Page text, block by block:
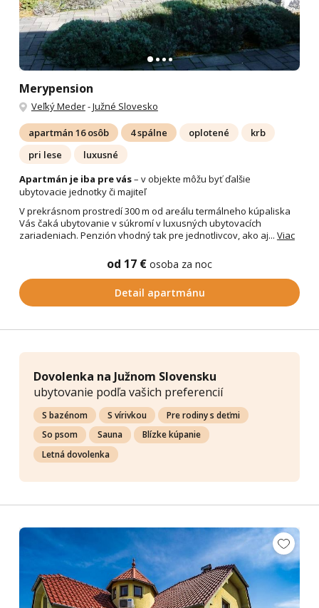
Merypension
Veľký Meder-Južné Slovesko
apartmán 16 osôb 4 spálne oplotené
krb
pri lese
luxusné
Apartmán je iba pre vás– v objekte môžu byť ďalšie
ubytovacie jednotky či majiteľ
V prekrásnom prostredí 300 m od areálu termálneho kúpaliska
Vás čaká ubytovanie v súkromí v luxusných ubytovacích
zariadeniach. Penzión vhodný tak pre jednotlivcov, ako aj... Viac
od 17 € osoba za noc
Detail apartmánu
Dovolenka na Južnom Slovensku
ubytovanie podľa vašich preferencií
S bazénom S vírivkou
Pre rodiny s deťmi
So psom
Sauna
Blízke kúpanie
Letná dovolenka